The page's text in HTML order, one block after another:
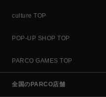
culture TOP
POP-UP SHOP TOP
PARCO GAMES TOP
全国のPARCO店舗